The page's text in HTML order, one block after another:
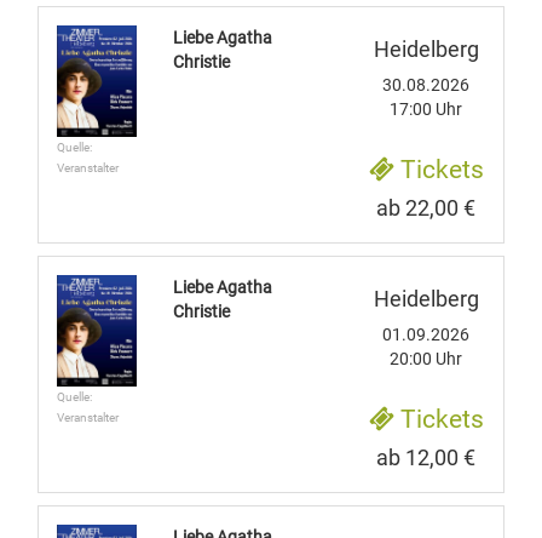
Quelle:
Veranstalter
Liebe Agatha
Christie
Heidelberg
30.08.2026
17:00 Uhr
Tickets
ab 22,00 €
Quelle:
Veranstalter
Liebe Agatha
Christie
Heidelberg
01.09.2026
20:00 Uhr
Tickets
ab 12,00 €